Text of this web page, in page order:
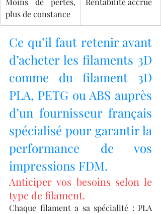
plus de constance
Ce qu’il faut retenir avant
d’acheter les filaments 3D
comme du filament 3D
PLA, PETG ou ABS auprès
d’un fournisseur français
spécialisé pour garantir la
performance de vos
impressions FDM.
Anticiper vos besoins selon le
type de filament.
Chaque filament a sa spécialité : PLA